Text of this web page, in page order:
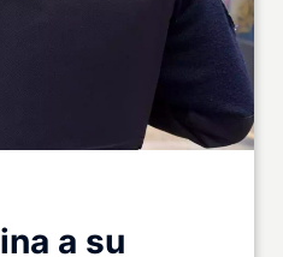
a su